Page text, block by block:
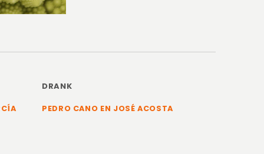
DRANK
PEDRO CANO EN JOSÉ ACOSTA